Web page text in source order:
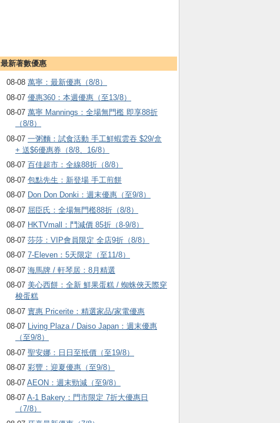
最新著數優惠
08-08 萬寧：最新優惠（8/8）
08-07 優惠360：本週優惠（至13/8）
08-07 萬寧 Mannings：全場無門檻 即享88折
（8/8）
08-07 一粥麵：試食活動 手工鮮蝦雲吞 $29/盒
+ 送$6優惠券（8/8、16/8）
08-07 百佳超市：全線88折（8/8）
08-07 包點先生：新登場 手工煎餅
08-07 Don Don Donki：週末優惠（至9/8）
08-07 屈臣氏：全場無門檻88折（8/8）
08-07 HKTVmall ：鬥減價 85折（8-9/8）
08-07 莎莎：VIP會員限定 全店9折（8/8）
08-07 7-Eleven：5天限定（至11/8）
08-07 海馬牌 / 軒琴居：8月精選
08-07 美心西餅：全新 鮮果蛋糕 / 蜘蛛俠天際穿
梭蛋糕
08-07 實惠 Pricerite：精選家品/家電優惠
08-07 Living Plaza / Daiso Japan：週末優惠
（至9/8）
08-07 聖安娜：日日至抵價（至19/8）
08-07 彩豐：迎夏優惠（至9/8）
08-07 AEON：週末勁減（至9/8）
08-07 A-1 Bakery：門市限定 7折大優惠日
（7/8）